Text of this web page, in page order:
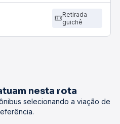
Retirada
guichê
nesta rota
selecionando a viação de